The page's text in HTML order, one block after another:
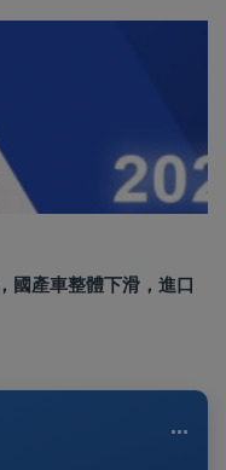
國產車整體下滑，進口
...